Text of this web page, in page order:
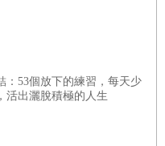
無可比擬，但神聖性則略
太教、伊斯蘭教的經典特
耶穌和他的門徒跟當代
拉》，並承認其權威性和
：53個放下的練習，每天少
活出灑脫積極的人生